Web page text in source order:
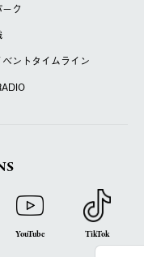
ク
ベントタイムライン
YouTube TikTok